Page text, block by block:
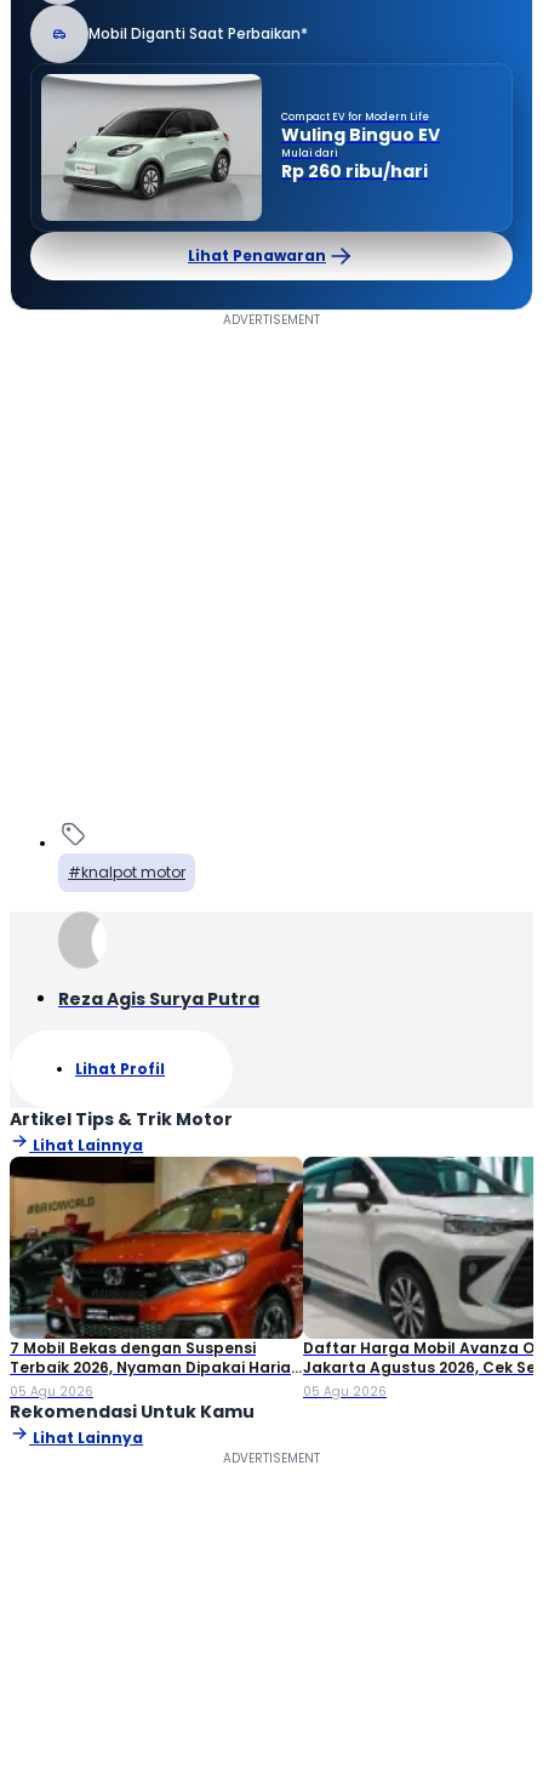
Mobil Diganti Saat Perbaikan*
Compact EV for Modern Life
Wuling Binguo EV
Mulai dari
Rp 260 ribu/hari
Lihat Penawaran
knalpot motor
Reza Agis Surya Putra
Lihat Profil
Artikel Tips & Trik Motor
Lihat Lainnya
7 Mobil Bekas dengan Suspensi
Terbaik 2026, Nyaman Dipakai Harian
hingga Perjalanan Jauh
05 Agu 2026
Daftar Harga Mobil Avanza
Jakarta Agustus 2026, Cek
Variannya!
05 Agu 2026
Rekomendasi Untuk Kamu
Lihat Lainnya